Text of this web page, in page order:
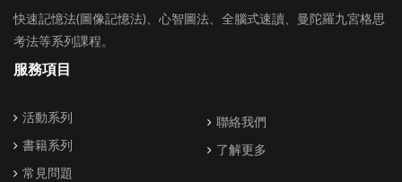
快速記憶法(圖像記憶法)、心智圖法、全腦式速讀、曼陀羅九宮格思
考法等系列課程。
服務項目
活動系列
書籍系列
常見問題
聯絡我們
了解更多